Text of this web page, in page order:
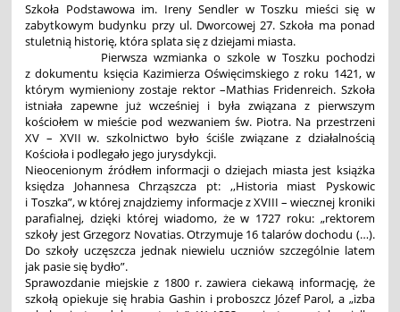
Szkoła Podstawowa im. Ireny Sendler w Toszku mieści się w
zabytkowym budynku przy ul. Dworcowej 27. Szkoła ma ponad
stuletnią historię, która splata się z dziejami miasta.
Pierwsza wzmianka o szkole w Toszku pochodzi
z dokumentu księcia Kazimierza Oświęcimskiego z roku 1421, w
którym wymieniony zostaje rektor –Mathias Fridenreich. Szkoła
istniała zapewne już wcześniej i była związana z pierwszym
kościołem w mieście pod wezwaniem św. Piotra. Na przestrzeni
XV – XVII w. szkolnictwo było ściśle związane z działalnością
Kościoła i podlegało jego jurysdykcji.
Nieocenionym źródłem informacji o dziejach miasta jest książka
księdza Johannesa Chrząszcza pt: ,,Historia miast Pyskowic
i Toszka”, w której znajdziemy informacje z XVIII – wiecznej kroniki
parafialnej, dzięki której wiadomo, że w 1727 roku: „rektorem
szkoły jest Grzegorz Novatias. Otrzymuje 16 talarów dochodu (…).
Do szkoły uczęszcza jednak niewielu uczniów szczególnie latem
jak pasie się bydło”.
Sprawozdanie miejskie z 1800 r. zawiera ciekawą informację, że
szkołą opiekuje się hrabia Gashin i proboszcz Józef Parol, a „izba